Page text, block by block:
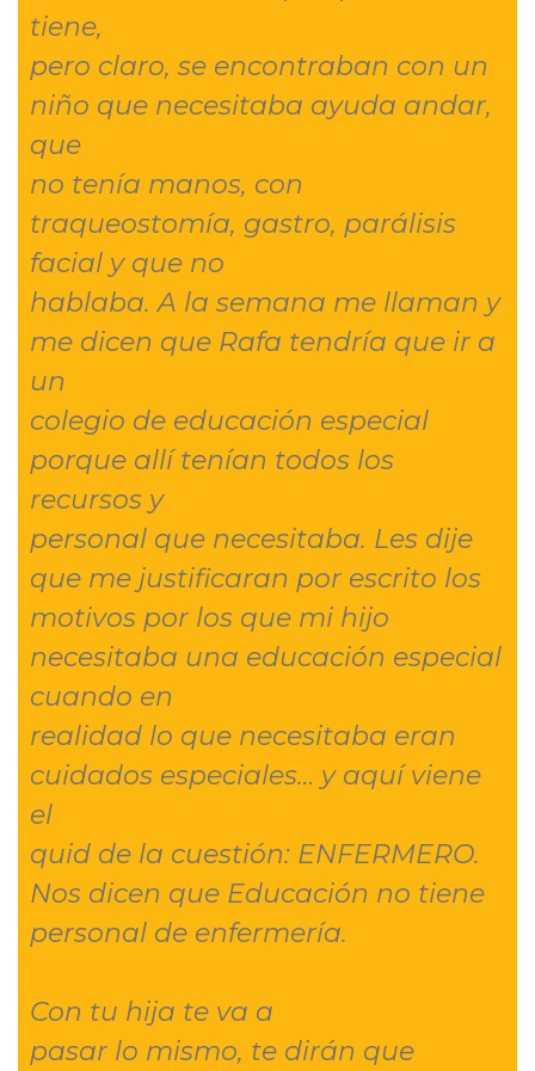
tiene,
pero claro, se encontraban con un
niño que necesitaba ayuda andar,
que
no tenía manos, con
traqueostomía, gastro, parálisis
facial y que no
hablaba. A la semana me llaman y
me dicen que Rafa tendría que ir a
un
colegio de educación especial
porque allí tenían todos los
recursos y
personal que necesitaba. Les dije
que me justificaran por escrito los
motivos por los que mi hijo
necesitaba una educación especial
cuando en
realidad lo que necesitaba eran
cuidados especiales… y aquí viene
el
quid de la cuestión: ENFERMERO.
Nos dicen que Educación no tiene
personal de enfermería.
Con tu hija te va a
pasar lo mismo, te dirán que